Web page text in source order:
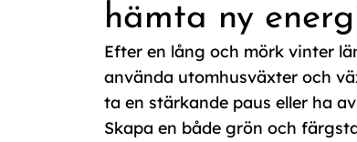
hämta ny
Efter en lång och mörk vinter
använda utomhusväxter och
ta en stärkande paus eller ha
Skapa en både grön och